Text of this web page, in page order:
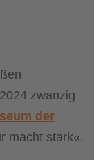
zwanzig
der
macht stark«.